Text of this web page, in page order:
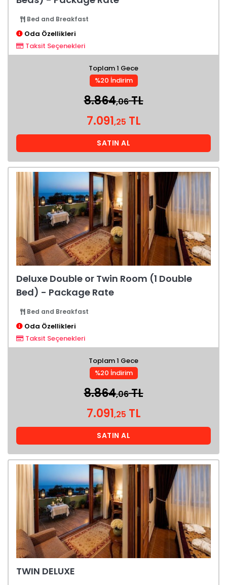
Bed and Breakfast
Oda Özellikleri
Taksit Seçenekleri
Toplam 1 Gece
%20 İndirim
8.864,06TL
7.091,25 TL
SATIN AL
Deluxe Double or Twin Room (1 Double
Bed) - Package Rate
Bed and Breakfast
Oda Özellikleri
Taksit Seçenekleri
Toplam 1 Gece
%20 İndirim
8.864,06TL
7.091,25 TL
SATIN AL
TWIN DELUXE